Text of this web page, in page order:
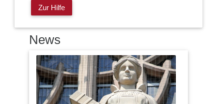
Zur Hilfe
News